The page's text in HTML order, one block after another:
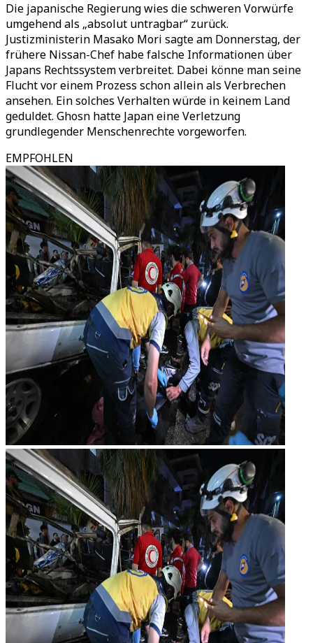
Die japanische Regierung wies die schweren Vorwürfe
umgehend als „absolut untragbar“ zurück.
Justizministerin Masako Mori sagte am Donnerstag, der
frühere Nissan-Chef habe falsche Informationen über
Japans Rechtssystem verbreitet. Dabei könne man seine
Flucht vor einem Prozess schon allein als Verbrechen
ansehen. Ein solches Verhalten würde in keinem Land
geduldet. Ghosn hatte Japan eine Verletzung
grundlegender Menschenrechte vorgeworfen.
EMPFOHLEN